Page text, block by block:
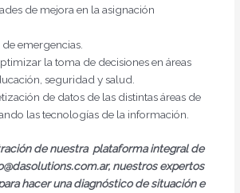
de mejora en la asignación
emergencias.
la toma de decisiones en áreas
seguridad y salud.
de datos de las distintas áreas de
las tecnologías de la información.
de nuestra plataforma integral de
nuestros expertos
hacer una diagnóstico de situación e